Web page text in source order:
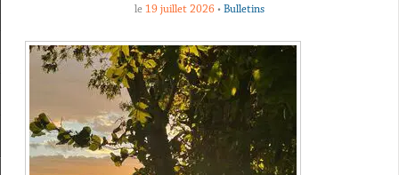
le19 juillet 2026•Bulletins